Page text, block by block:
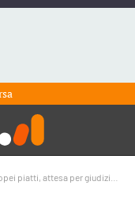
attesa per giudizio Fitch su rating Francia